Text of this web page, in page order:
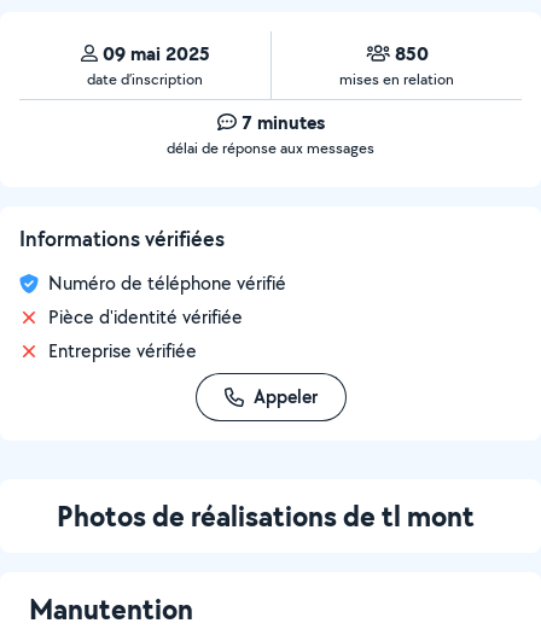
09 mai 2025
date d’inscription
850
mises en relation
7 minutes
délai de réponse aux messages
Informations vérifiées
Numéro de téléphone vérifié
Pièce d'identité vérifiée
Entreprise vérifiée
Appeler
Photos de réalisations de tl mont
Manutention